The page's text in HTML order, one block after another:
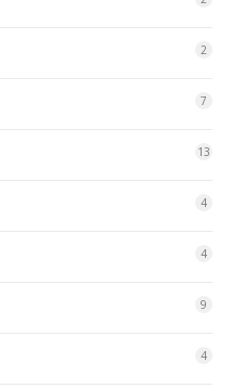
2
7
13
4
4
9
4